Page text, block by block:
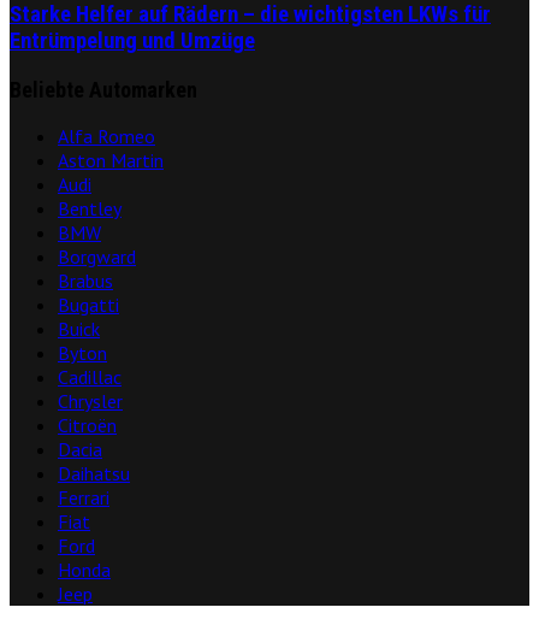
Starke Helfer auf Rädern – die wichtigsten LKWs für
Entrümpelung und Umzüge
Alfa Romeo
Aston Martin
Audi
Bentley
BMW
Borgward
Brabus
Bugatti
Buick
Byton
Cadillac
Chrysler
Citroën
Dacia
Daihatsu
Ferrari
Fiat
Ford
Honda
Jeep